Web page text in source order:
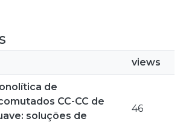
views
de
CC-CC de
soluções de
46